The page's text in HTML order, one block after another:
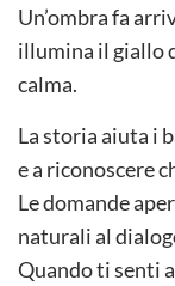
Un’ombra fa
illumina il giallo
calma.
La storia aiuta i
e a riconoscere
Le domande
naturali al
Quando ti senti